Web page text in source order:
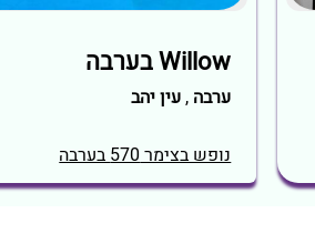
Willow בערבה
ערבה ,עין יהב
נופש בצימר 570 בערבה